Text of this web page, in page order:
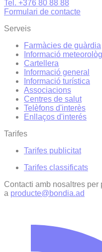
Tel. +376 80 88 88
Formulari de contacte
Serveis
Farmàcies de guàrdia
Informació
Cartellera
Informació general
Informació turística
Associacions
Centres de salut
Telèfons d'interès
Enllaços d'interés
Tarifes
Tarifes publicitat
Tarifes classificats
Contacti amb nosaltres
a producte@bondia.ad